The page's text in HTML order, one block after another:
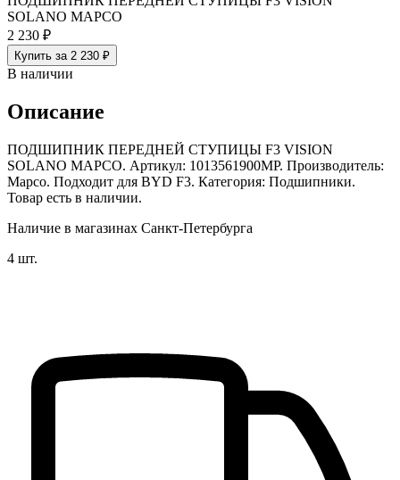
SOLANO MAPCO
2 230 ₽
Купить за 2 230 ₽
В наличии
Описание
ПОДШИПНИК ПЕРЕДНЕЙ СТУПИЦЫ F3 VISION
SOLANO MAPCO. Артикул: 1013561900MP. Производитель:
Mapco. Подходит для BYD F3. Категория: Подшипники.
Товар есть в наличии.
Наличие в магазинах Санкт-Петербурга
4 шт.